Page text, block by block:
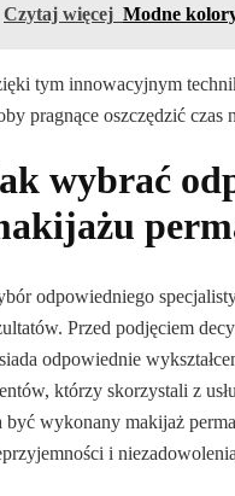
Czytaj więcej Modne
tym innowacyjnym
pragnące oszczędzić
wybrać
odpowiedniego
Przed podjęciem
odpowiednie
którzy skorzystali z
być wykonany makijaż
i